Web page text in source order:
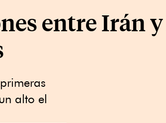
entre Irán
alto el